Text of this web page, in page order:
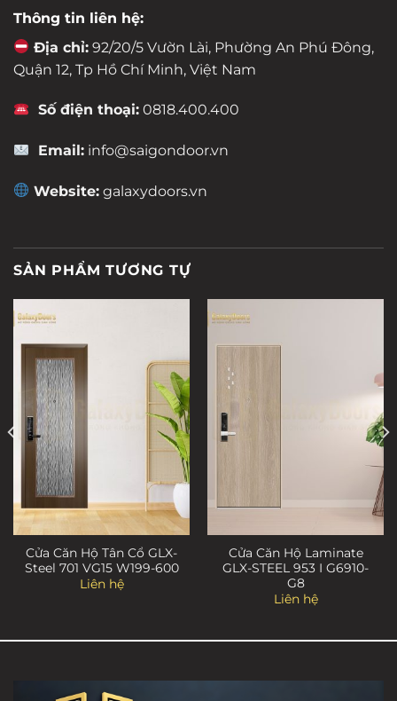
Thông tin liên hệ:
Địa chỉ: 92/20/5 Vườn Lài, Phường An Phú Đông,
Quận 12, Tp Hồ Chí Minh, Việt Nam
Số điện thoại: 0818.400.400
Email: info@saigondoor.vn
Website: galaxydoors.vn
SẢN PHẨM TƯƠNG TỰ
Cửa Căn Hộ Tân Cổ GLX-
Steel 701 VG15 W199-600
Liên hệ
Cửa Căn Hộ Laminate
GLX-STEEL 953 I G6910-
G8
Liên hệ